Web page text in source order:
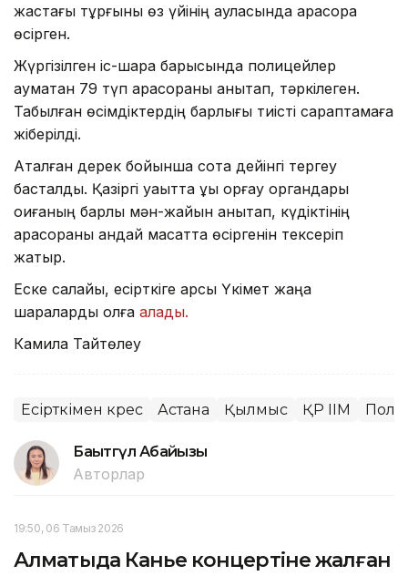
жастағы тұрғыны өз үйінің ауласында қарасора
өсірген.
Жүргізілген іс-шара барысында полицейлер
аумақтан 79 түп қарасораны анықтап, тәркілеген.
Табылған өсімдіктердің барлығы тиісті сараптамаға
жіберілді.
Аталған дерек бойынша сотқа дейінгі тергеу
басталды. Қазіргі уақытта құқық қорғау органдары
оқиғаның барлық мән-жайын анықтап, күдіктінің
қарасораны қандай мақсатта өсіргенін тексеріп
жатыр.
Еске салайық, есірткіге қарсы Үкімет жаңа
шараларды қолға алады.
Камила Тайтөлеу
Есірткімен күрес Астана Қылмыс ҚР ІІМ
Бақытгүл Абайқызы
Авторлар
19:50, 06 Тамыз 2026
Алматыда Канье концертіне жалған